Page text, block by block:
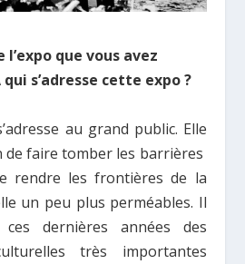
l’expo que vous avez
s’adresse cette expo ?
au grand public. Elle
de faire tomber les barrières
rendre les frontières de la
un peu plus perméables. Il
dernières années des
très importantes